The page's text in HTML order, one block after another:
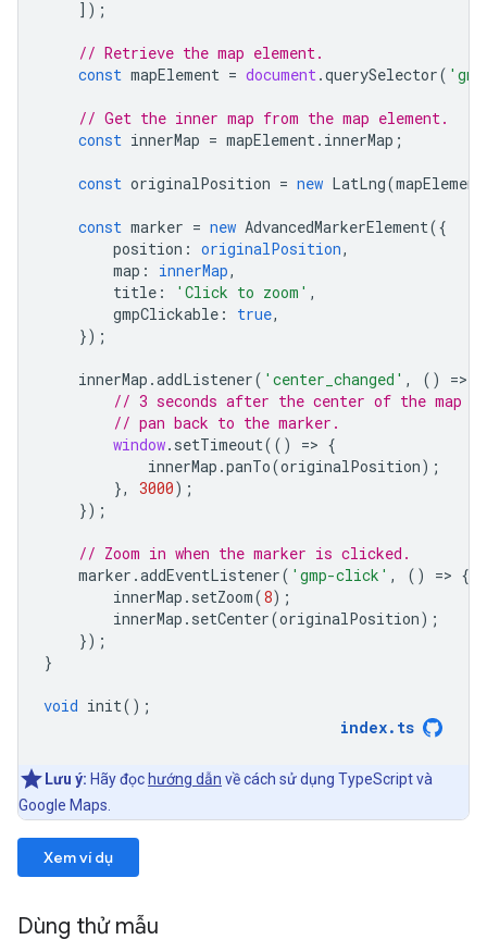
]);
// Retrieve the map element.
const mapElement = document.querySelector(
// Get the inner map from the map element.
const innerMap = mapElement. innerMap ;
const originalPosition = new LatLng(mapElement
const marker = new AdvancedMarkerElement({
position : originalPosition,
map : innerMap,
title : 'Click to zoom' ,
gmpClickable : true,
});
innerMap .addListener( 'center_changed' , () =>
// 3 seconds after the center of the map
// pan back to the marker.
window. setTimeout(() => {
innerMap .panTo(originalPosition);
},
3000);
});
// Zoom in when the marker is clicked.
marker .addEventListener( 'gmp-click' , () => {
innerMap . setZoom(8);
innerMap . setCenter(originalPosition);
});
}
void init();
index. ts
Lưu ý: Hãy đọc hướng dẫn về cách sử dụng TypeScript và
Google Maps.
Xem ví dụ
Dùng thử mẫu